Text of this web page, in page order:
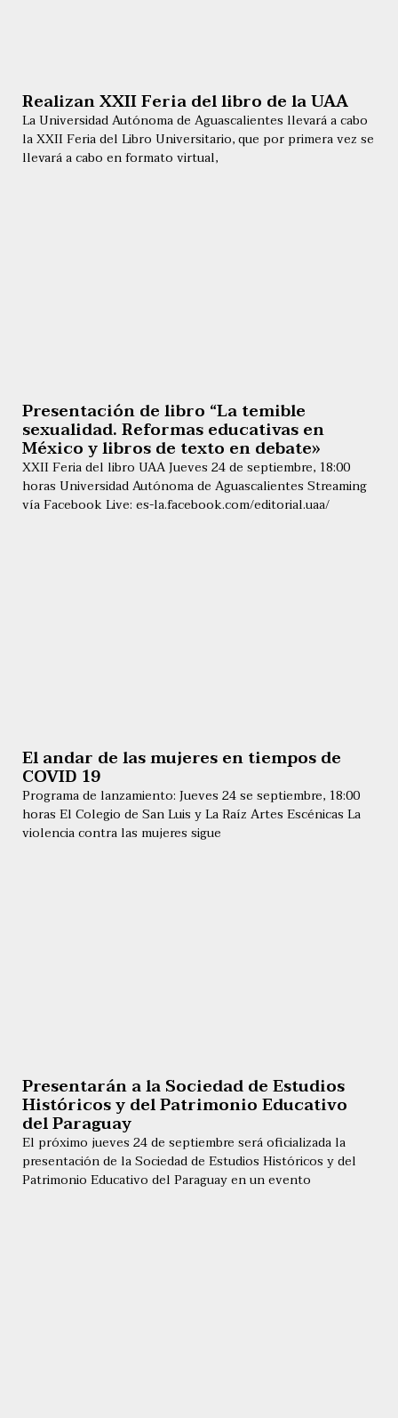
Realizan XXII Feria del libro de la UAA
La Universidad Autónoma de Aguascalientes llevará a cabo
la XXII Feria del Libro Universitario, que por primera vez se
llevará a cabo en formato virtual,
Presentación de libro “La temible
sexualidad. Reformas educativas en
México y libros de texto en debate»
XXII Feria del libro UAA Jueves 24 de septiembre, 18:00
horas Universidad Autónoma de Aguascalientes Streaming
vía Facebook Live: es-la.facebook.com/editorial.uaa/
El andar de las mujeres en tiempos de
COVID 19
Programa de lanzamiento: Jueves 24 se septiembre, 18:00
horas El Colegio de San Luis y La Raíz Artes Escénicas La
violencia contra las mujeres sigue
Presentarán a la Sociedad de Estudios
Históricos y del Patrimonio Educativo
del Paraguay
El próximo jueves 24 de septiembre será oficializada la
presentación de la Sociedad de Estudios Históricos y del
Patrimonio Educativo del Paraguay en un evento